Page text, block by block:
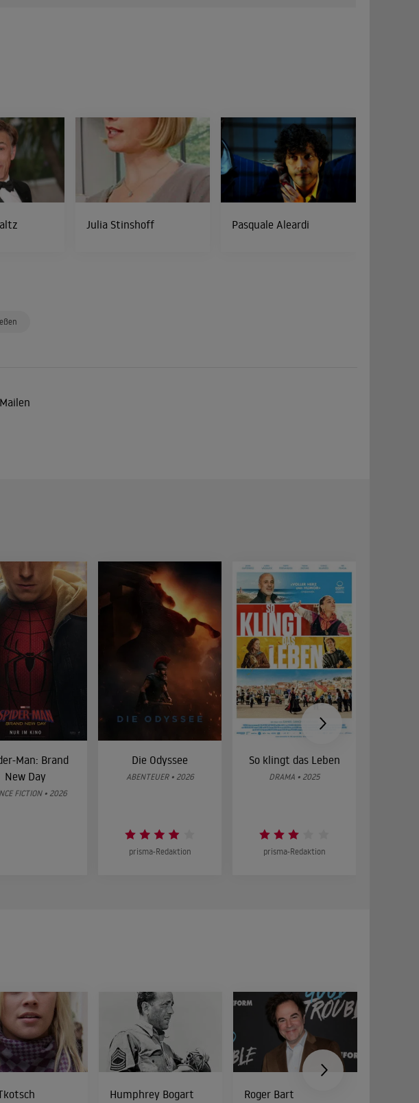
Julia Stinshoff Pasquale Aleardi
Mailen
Man: Brand
New Day
FICTION • 2026
Die Odyssee
ABENTEUER • 2026
prisma-Redaktion
So klingt das Leben
DRAMA • 2025
prisma-Redaktion
Humphrey Bogart Roger Bart